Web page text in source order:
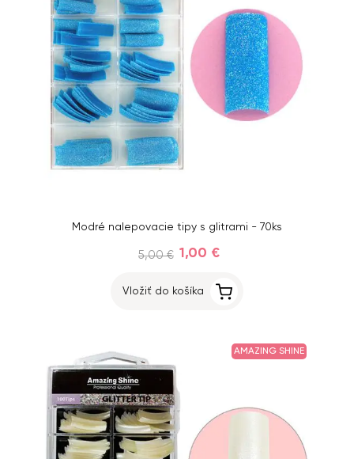
Modré nalepovacie tipy s glitrami - 70ks
5,00 € 1,00 €
Vložiť do košíka
AMAZING SHINE